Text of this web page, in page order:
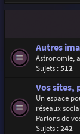
Autres
Astronomie,
Sujets :512
Vos sites,
Un espace
réseaux
Parlons de
Sujets :242